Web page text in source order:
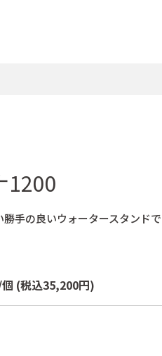
1200
手の良いウォータースタンドで
(税込35,200円)